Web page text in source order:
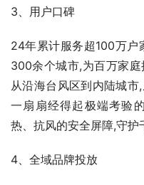
3、用户口碑
24年累计服务超100万户
300余个城市,为百万家
从沿海台风区到内陆城
一扇扇经得起极端考验
热、抗风的安全屏障,守护
4、全域品牌投放